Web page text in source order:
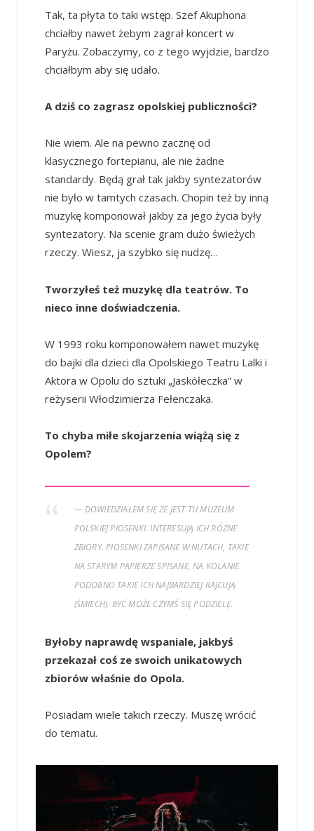
Tak, ta płyta to taki wstęp. Szef Akuphona
chciałby nawet żebym zagrał koncert w
Paryżu. Zobaczymy, co z tego wyjdzie, bardzo
chciałbym aby się udało.
A dziś co zagrasz opolskiej publiczności?
Nie wiem. Ale na pewno zacznę od
klasycznego fortepianu, ale nie żadne
standardy. Będą grał tak jakby syntezatorów
nie było w tamtych czasach. Chopin też by inną
muzykę komponował jakby za jego życia były
syntezatory. Na scenie gram dużo świeżych
rzeczy. Wiesz, ja szybko się nudzę…
Tworzyłeś też muzykę dla teatrów. To
nieco inne doświadczenia.
W 1993 roku komponowałem nawet muzykę
do bajki dla dzieci dla Opolskiego Teatru Lalki i
Aktora w Opolu do sztuki „Jaskółeczka” w
reżyserii Włodzimierza Fełenczaka.
To chyba miłe skojarzenia wiążą się z
Opolem?
DOWIEDZIAŁEM SIĘ ŻE JEST TU MUZEUM
POLSKIEJ PIOSENKI. INTERESUJĄ ICH RÓŻNE
ZBIORY. PIOSENKI ZAPISANE W NUTACH, TAKIE
NA STARYM PAPIERZE SPISANE, NA KOLANIE.
PODOBNO TAKIE ICH NAJBARDZIEJ RAJCUJĄ
(ŚMIECH). BYĆ MOŻE CZYMŚ SIĘ PODZIELĘ.
Byłoby naprawdę wspaniale, jakbyś
przekazał coś ze swoich unikatowych
zbiorów właśnie do Opola.
Posiadam wiele takich rzeczy. Muszę wrócić
do tematu.